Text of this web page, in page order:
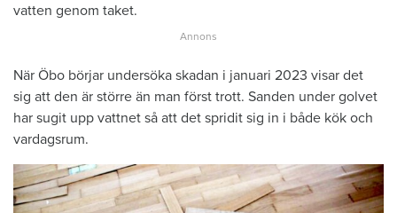
vatten genom taket.
När Öbo börjar undersöka skadan i januari 2023 visar det
sig att den är större än man först trott. Sanden under golvet
har sugit upp vattnet så att det spridit sig in i både kök och
vardagsrum.